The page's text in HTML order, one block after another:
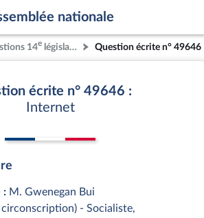
nationale
14e législature Question écrite n° 49646
écrite n° 49646 :
Internet
: M. Gwenegan Bui
circonscription) - Socialiste,